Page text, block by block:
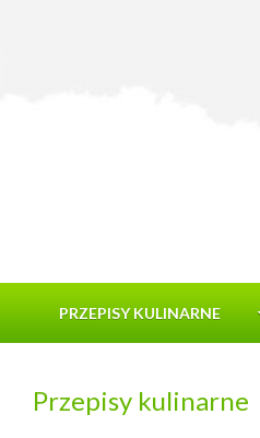
PRZEPISY KULINARNE
Przepisy kulinarne